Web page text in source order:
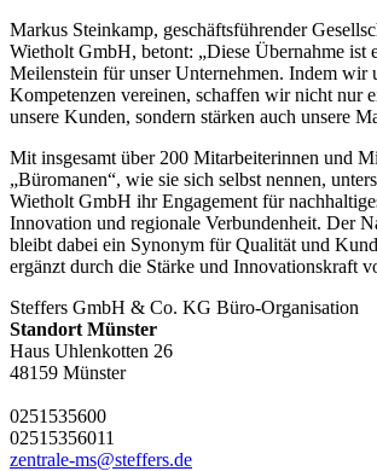
Markus Steinkamp, geschäftsführender
Wietholt GmbH, betont: „Diese Übernahme ist
Meilenstein für unser Unternehmen. Indem wir
Kompetenzen vereinen, schaffen wir nicht nur
unsere Kunden, sondern stärken auch unsere
Mit insgesamt über 200 Mitarbeiterinnen und
„Büromanen“, wie sie sich selbst nennen,
Wietholt GmbH ihr Engagement für
Innovation und regionale Verbundenheit. Der
bleibt dabei ein Synonym für Qualität und
ergänzt durch die Stärke und Innovationskraft
Steffers GmbH & Co. KG Büro-Organisation
Standort Münster
Haus Uhlenkotten 26
48159 Münster
0251 535600
0251 5356011
zentrale-ms@steffers.de